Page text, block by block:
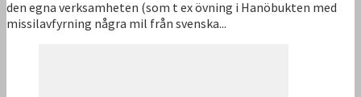
den egna verksamheten (som t ex övning i Hanöbukten med
missilavfyrning några mil från svenska...